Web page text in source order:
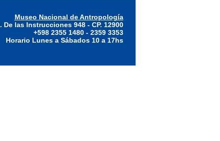
Museo Nacional de Antropología
De las Instrucciones 948 - CP. 12900
+598 2355 1480 - 2359 3353
Horario Lunes a Sábados 10 a 17hs